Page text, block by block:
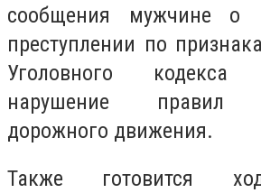
сообщения мужчине о
преступлении по
Уголовного
нарушение правил
дорожного движения.
Также готовится